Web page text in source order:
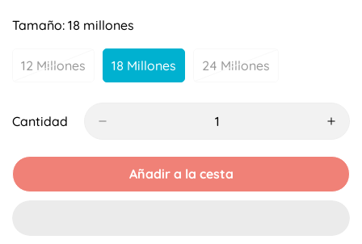
Tamaño: 18 millones
12 Millones
Variante
No
18 Millones
Variante
24 Millones
Variante
Cantidad
Añadir a la cesta